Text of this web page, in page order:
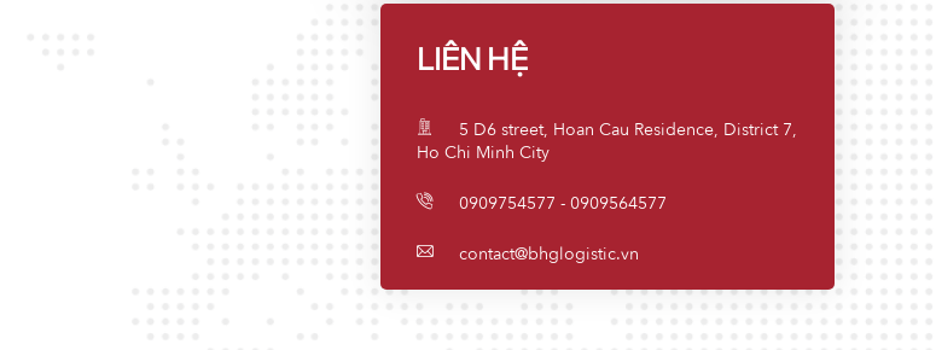
LIÊN HỆ
5 D6 street, Hoan Cau Residence, District 7,
Ho Chi Minh City
0909754577 - 0909564577
contact@bhglogistic.vn